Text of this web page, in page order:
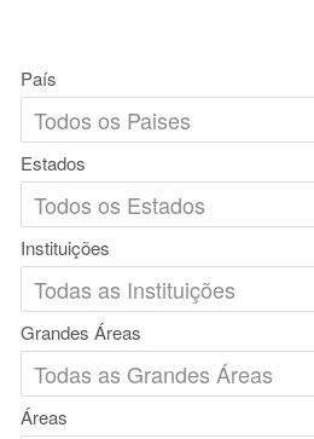
País
Estados
Instituições
Grandes Áreas
Áreas